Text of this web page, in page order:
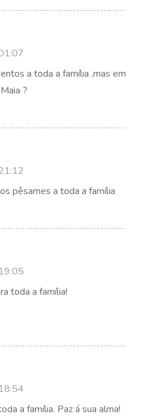
a toda a família ,mas em
?
pêsames a toda a família
toda a família!
a família. Paz á sua alma!